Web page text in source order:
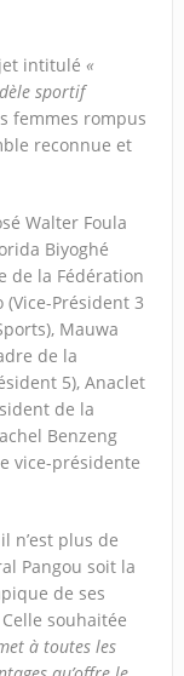
intitulé «
sportif
femmes rompus
reconnue et
Walter Foula
Biyoghé
de la Fédération
Président 3
Mauwa
de la
5), Anaclet
de la
Benzeng
vice-présidente
n’est plus de
Pangou soit la
de ses
souhaitée
à toutes les